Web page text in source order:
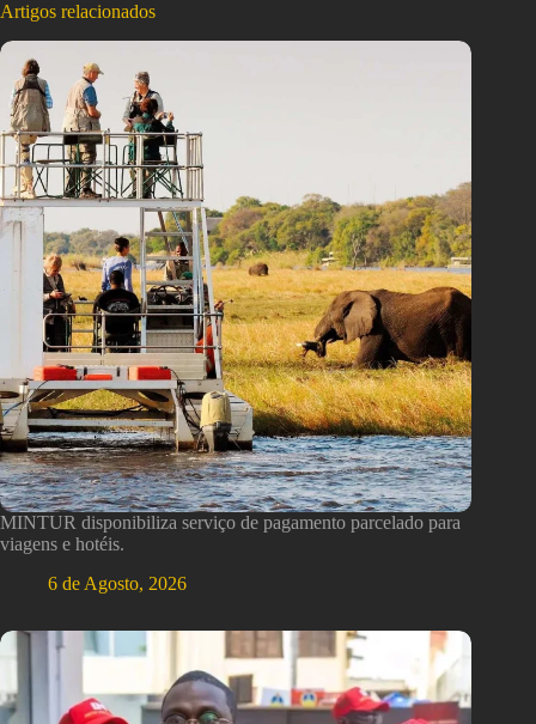
Artigos relacionados
MINTUR disponibiliza serviço de pagamento parcelado para
viagens e hotéis.
6 de Agosto, 2026